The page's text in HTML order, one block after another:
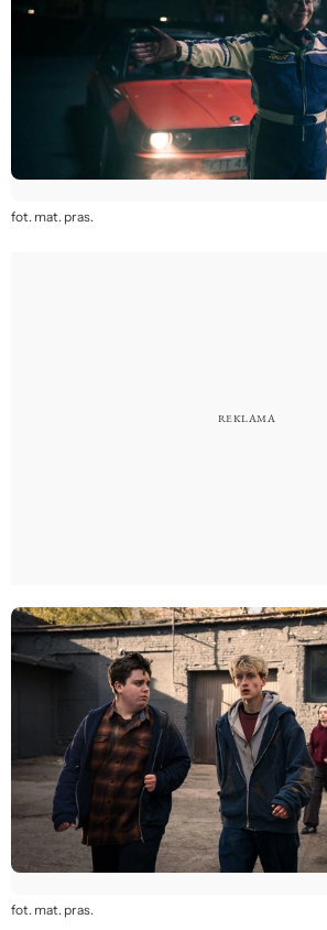
fot. mat. pras.
fot. mat. pras.